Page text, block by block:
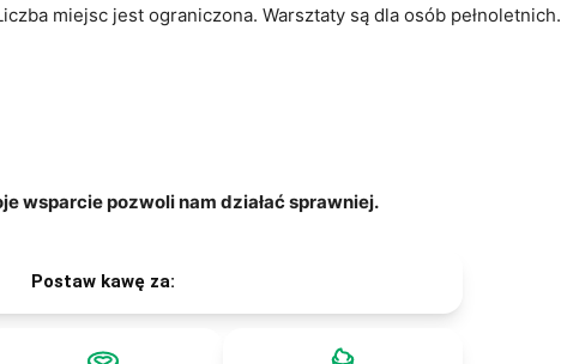
miejsc jest ograniczona. Warsztaty są dla osób pełnoletnich.
wsparcie pozwoli nam działać sprawniej.
Postaw kawę za: